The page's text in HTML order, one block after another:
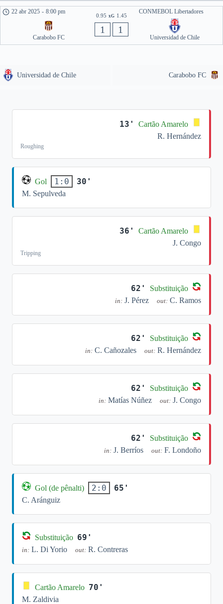
CONMEBOL Libertadores
22 abr 2025 - 8:00 pm
Carabobo FC
0.95 xG 1.45
1 1
Universidad de Chile
Universidad de Chile Carabobo FC
13'
Cartão Amarelo
R. Hernández
Roughing
Gol 1:0 30'
M. Sepulveda
36'
Cartão Amarelo
J. Congo
Tripping
62' Substituição
in: J. Pérez out: C. Ramos
62' Substituição
in: C. Cañozales out: R. Hernández
62' Substituição
in: Matías Núñez out: J. Congo
62' Substituição
in: J. Berríos out: F. Londoño
Gol (de pênalti) 2:0 65'
C. Aránguiz
Substituição 69'
in: L. Di Yorio out: R. Contreras
Cartão Amarelo 70'
M. Zaldivia